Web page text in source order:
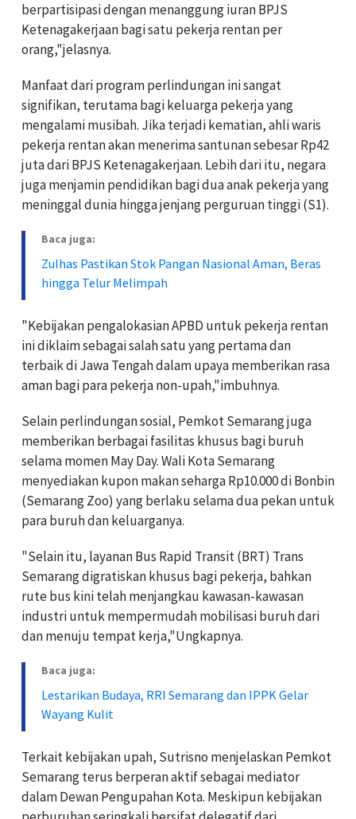
berpartisipasi dengan menanggung iuran BPJS
Ketenagakerjaan bagi satu pekerja rentan per
orang,"jelasnya.
Manfaat dari program perlindungan ini sangat
signifikan, terutama bagi keluarga pekerja yang
mengalami musibah. Jika terjadi kematian, ahli waris
pekerja rentan akan menerima santunan sebesar Rp42
juta dari BPJS Ketenagakerjaan. Lebih dari itu, negara
juga menjamin pendidikan bagi dua anak pekerja yang
meninggal dunia hingga jenjang perguruan tinggi (S1).
Baca juga:
Zulhas Pastikan Stok Pangan Nasional Aman, Beras
hingga Telur Melimpah
"Kebijakan pengalokasian APBD untuk pekerja rentan
ini diklaim sebagai salah satu yang pertama dan
terbaik di Jawa Tengah dalam upaya memberikan rasa
aman bagi para pekerja non-upah,"imbuhnya.
Selain perlindungan sosial, Pemkot Semarang juga
memberikan berbagai fasilitas khusus bagi buruh
selama momen May Day. Wali Kota Semarang
menyediakan kupon makan seharga Rp10.000 di Bonbin
(Semarang Zoo) yang berlaku selama dua pekan untuk
para buruh dan keluarganya.
"Selain itu, layanan Bus Rapid Transit (BRT) Trans
Semarang digratiskan khusus bagi pekerja, bahkan
rute bus kini telah menjangkau kawasan-kawasan
industri untuk mempermudah mobilisasi buruh dari
dan menuju tempat kerja,"Ungkapnya.
Baca juga:
Lestarikan Budaya, RRI Semarang dan IPPK Gelar
Wayang Kulit
Terkait kebijakan upah, Sutrisno menjelaskan Pemkot
Semarang terus berperan aktif sebagai mediator
dalam Dewan Pengupahan Kota. Meskipun kebijakan